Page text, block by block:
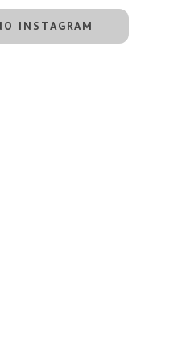
INSTAGRAM